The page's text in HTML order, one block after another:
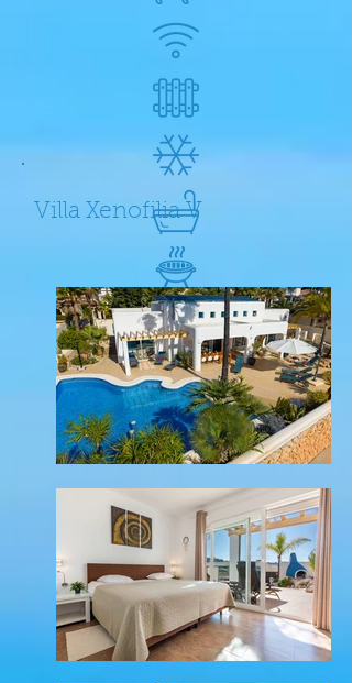
Villa Xenofilia V